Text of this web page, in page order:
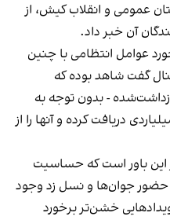
عمومی و انقلاب کیش، از
آن خبر داد.
عوامل انتظامی با چنین
گفت شاهد بوده که
- بدون توجه به
دریافت کرده و آنها را از
باور است که حساسیت
جوان‌ها و نسل زد وجود
خشن‌تر برخورد